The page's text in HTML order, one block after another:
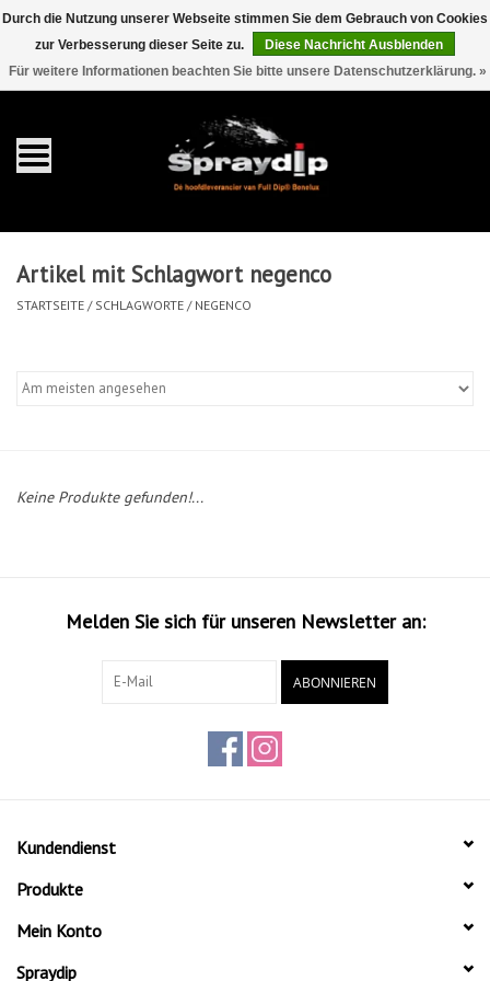
EUR 0 Artikel - €0,00
Gallonen
Sprays
Sets
Detaillierung
Artikel mit Schlagwort negenco
STARTSEITE / SCHLAGWORTE / NEGENCO
Keine Produkte gefunden!...
Melden Sie sich für unseren Newsletter an:
ABONNIEREN
Kundendienst
Produkte
Mein Konto
Spraydip
Durch die Nutzung unserer Webseite stimmen Sie dem Gebrauch von Cookies
zur Verbesserung dieser Seite zu.
Diese Nachricht Ausblenden
Für weitere Informationen beachten Sie bitte unsere Datenschutzerklärung. »